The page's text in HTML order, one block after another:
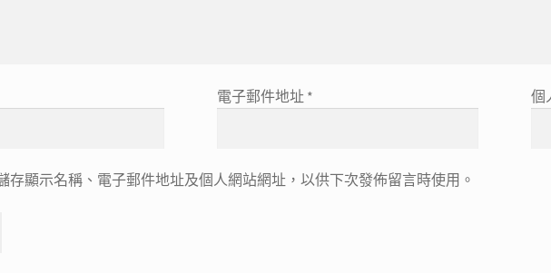
電子郵件地址 * 個
存顯示名稱、電子郵件地址及個人網站網址，以供下次發佈留言時使用。